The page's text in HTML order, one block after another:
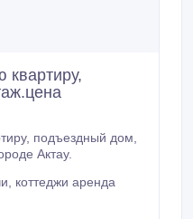
квартиру,
дом,
Актау.
коттеджи аренда